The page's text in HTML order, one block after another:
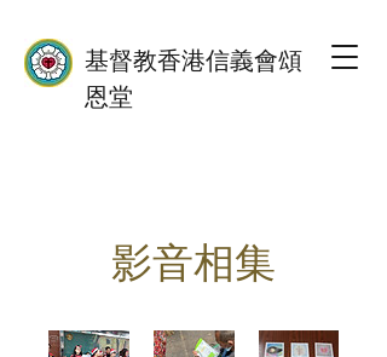
基督教香港信義會頌
恩堂
影音相集